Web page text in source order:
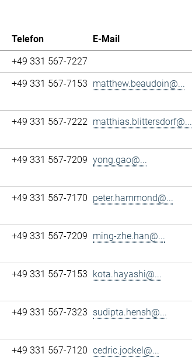
Telefon E-Mail
+49 331 567-7227
+49 331 567-7153 matthew.beaudoin@...
+49 331 567-7222 matthias.blittersdorf@...
+49 331 567-7209 yong.gao@...
+49 331 567-7170 peter.hammond@...
+49 331 567-7209 ming-zhe.han@...
+49 331 567-7153 kota.hayashi@...
+49 331 567-7323 sudipta.hensh@...
+49 331 567-7120 cedric.jockel@...